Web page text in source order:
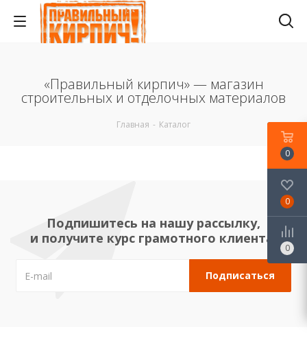
«Правильный кирпич» — магазин
строительных и отделочных материалов
Главная - Каталог
Подпишитесь на нашу рассылку,
и получите курс грамотного клиента!
0
0
0